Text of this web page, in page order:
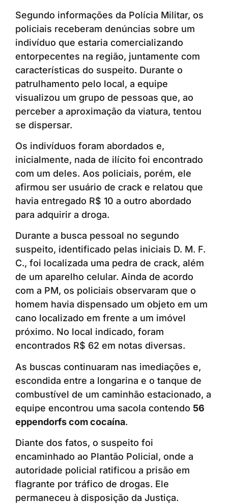
Segundo informações da Polícia Militar, os
policiais receberam denúncias sobre um
indivíduo que estaria comercializando
entorpecentes na região, juntamente com
características do suspeito. Durante o
patrulhamento pelo local, a equipe
visualizou um grupo de pessoas que, ao
perceber a aproximação da viatura, tentou
se dispersar.
Os indivíduos foram abordados e,
inicialmente, nada de ilícito foi encontrado
com um deles. Aos policiais, porém, ele
afirmou ser usuário de crack e relatou que
havia entregado R$ 10 a outro abordado
para adquirir a droga.
Durante a busca pessoal no segundo
suspeito, identificado pelas iniciais D. M. F.
C., foi localizada uma pedra de crack, além
de um aparelho celular. Ainda de acordo
com a PM, os policiais observaram que o
homem havia dispensado um objeto em um
cano localizado em frente a um imóvel
próximo. No local indicado, foram
encontrados R$ 62 em notas diversas.
As buscas continuaram nas imediações e,
escondida entre a longarina e o tanque de
combustível de um caminhão estacionado, a
equipe encontrou uma sacola contendo 56
eppendorfs com cocaína.
Diante dos fatos, o suspeito foi
encaminhado ao Plantão Policial, onde a
autoridade policial ratificou a prisão em
flagrante por tráfico de drogas. Ele
permaneceu à disposição da Justiça.